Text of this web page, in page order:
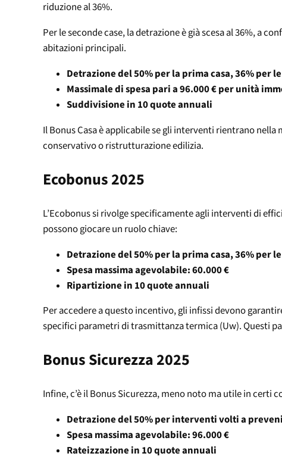
riduzione al 36%.
Per le seconde case, la detrazione è già scesa al 36%, a
abitazioni principali.
Detrazione del 50% per la prima casa, 36% per
Massimale di spesa pari a 96.000 € per unità
Suddivisione in 10 quote annuali
Il Bonus Casa è applicabile se gli interventi rientrano
conservativo o ristrutturazione edilizia.
Ecobonus 2025
L’Ecobonus si rivolge specificamente agli interventi di
possono giocare un ruolo chiave:
Detrazione del 50% per la prima casa, 36% per
Spesa massima agevolabile: 60.000 €
Ripartizione in 10 quote annuali
Per accedere a questo incentivo, gli infissi devono
specifici parametri di trasmittanza termica (Uw). Questi
Bonus Sicurezza 2025
Infine, c’è il Bonus Sicurezza, meno noto ma utile in certi
Detrazione del 50% per interventi volti a
Spesa massima agevolabile: 96.000 €
Rateizzazione in 10 quote annuali